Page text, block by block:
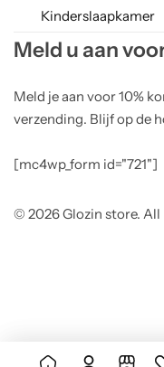
Kinderslaapkamer
Meld u aan
Meld je aan voor 10%
verzending. Blijf op de
[mc4wp_form id="721"]
© 2026 Glozin store.